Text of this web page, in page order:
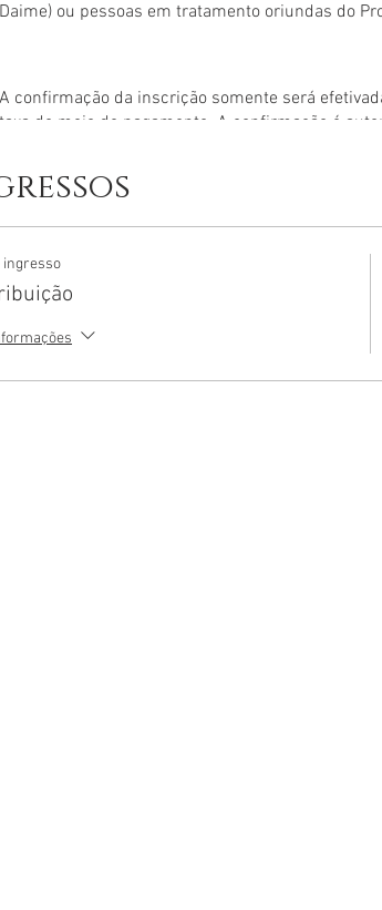
Daime) ou pessoas em tratamento oriundas do
A confirmação da inscrição somente será
taxa do meio de pagamento. A confirmação é
inscrição, mas se mesmo assim não for possível
mail.
DESISTÊNCIA
ingresso